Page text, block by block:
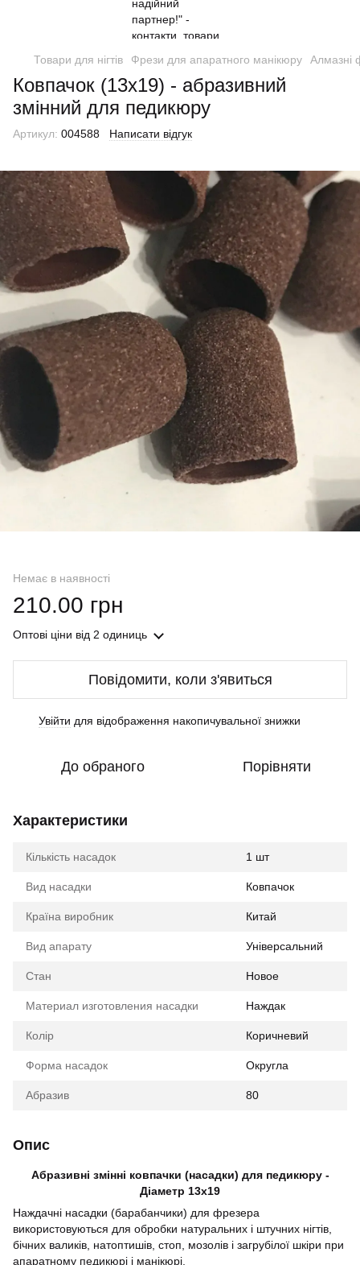
Товари для нігтів Фрези для апаратного манікюру Алмазні
Ковпачок (13х19) - абразивний
змінний для педикюру
Артикул: 004588 Написати відгук
Немає в наявності
210.00 грн
Оптові ціни від 2 одиниць
Повідомити, коли з'явиться
Увійти для відображення накопичувальної знижки
До обраного Порівняти
Характеристики
Кількість насадок 1 шт
Вид насадки Ковпачок
Країна виробник Китай
Вид апарату Універсальний
Стан Новое
Материал изготовления насадки Наждак
Колір Коричневий
Форма насадок Округла
Абразив 80
Опис
Абразивні змінні ковпачки (насадки) для педикюру -
Діаметр 13х19
Наждачні насадки (барабанчики) для фрезера
використовуються для обробки натуральних і штучних нігтів,
бічних валиків, натоптишів, стоп, мозолів і загрубілої шкіри при
апаратному педикюрі і манікюрі.